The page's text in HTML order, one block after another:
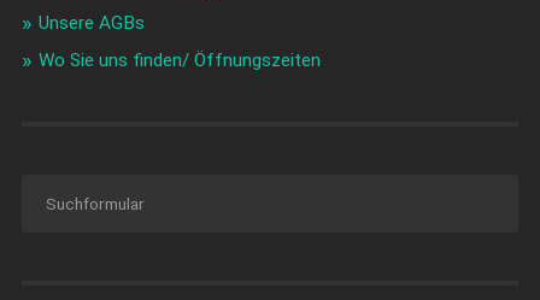
Unsere AGBs
Wo Sie uns finden/ Öffnungszeiten